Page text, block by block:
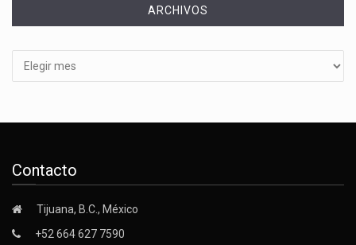
ARCHIVOS
Contacto
Tijuana, B.C., México
+52 664 627 7590